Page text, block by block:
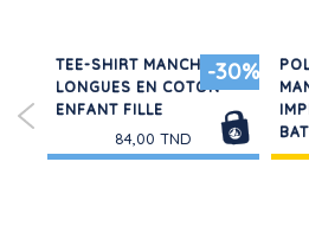
-30%
TEE-SHIRT MANCHES
LONGUES EN COTON
ENFANT FILLE
84,00 TND